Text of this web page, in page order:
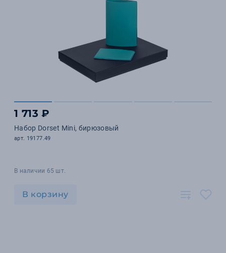
1 713 ₽
Набор Dorset Mini, бирюзовый
арт. 19177.49
В наличии 65 шт.
В корзину